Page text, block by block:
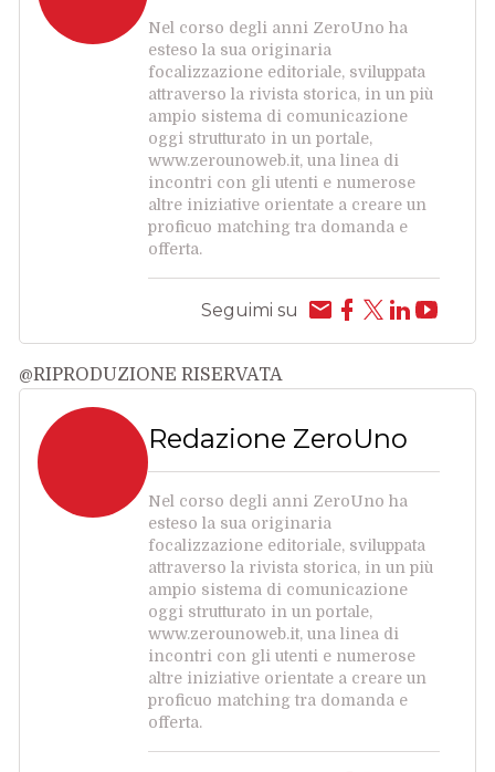
Nel corso degli anni ZeroUno ha
esteso la sua originaria
focalizzazione editoriale, sviluppata
attraverso la rivista storica, in un più
ampio sistema di comunicazione
oggi strutturato in un portale,
www.zerounoweb.it, una linea di
incontri con gli utenti e numerose
altre iniziative orientate a creare un
proficuo matching tra domanda e
offerta.
Seguimi su
@RIPRODUZIONE RISERVATA
Redazione ZeroUno
Nel corso degli anni ZeroUno ha
esteso la sua originaria
focalizzazione editoriale, sviluppata
attraverso la rivista storica, in un più
ampio sistema di comunicazione
oggi strutturato in un portale,
www.zerounoweb.it, una linea di
incontri con gli utenti e numerose
altre iniziative orientate a creare un
proficuo matching tra domanda e
offerta.